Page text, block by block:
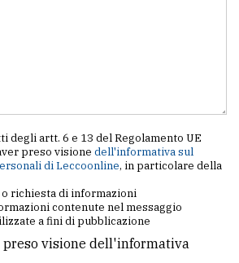
degli artt. 6 e 13 del Regolamento UE
preso visione dell'informativa sul
di Leccoonline, in particolare della
richiesta di informazioni
contenute nel messaggio
a fini di pubblicazione
preso visione dell'informativa